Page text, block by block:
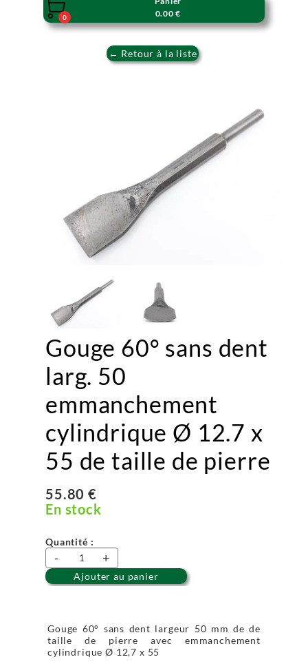

0
0.00 €
← Retour à la liste
Gouge 60° sans dent
larg. 50
emmanchement
cylindrique Ø 12.7 x
55 de taille de pierre
55.80 €
En stock
Quantité :
- +
Ajouter au panier
Gouge 60° sans dent largeur 50 mm de de
taille de pierre avec emmanchement
cylindrique Ø 12,7 x 55